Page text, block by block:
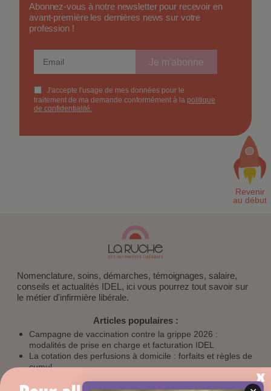
Abonnez-vous à notre newsletter pour recevoir en
avant-première les dernières news sur votre
profession !
Nomenclature, soins, démarches, témoignages, salaire,
conseils et actualités IDEL, ici vous pourrez tout savoir sur
le métier d'infirmière libérale.
Articles populaires :
Campagne de vaccination contre la grippe 2026 :
modalités de prise en charge et facturation IDEL
La cotation des perfusions à domicile : forfaits et règles de
cumul